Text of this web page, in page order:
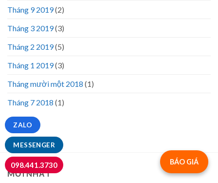
Tháng 9 2019(2)
Tháng 3 2019(3)
Tháng 2 2019(5)
Tháng 1 2019(3)
Tháng mười một 2018 (1)
Tháng 7 2018 (1)
MỚI NHẤT
BÁO GIÁ
MESSENGER
ZALO
098.441.3730